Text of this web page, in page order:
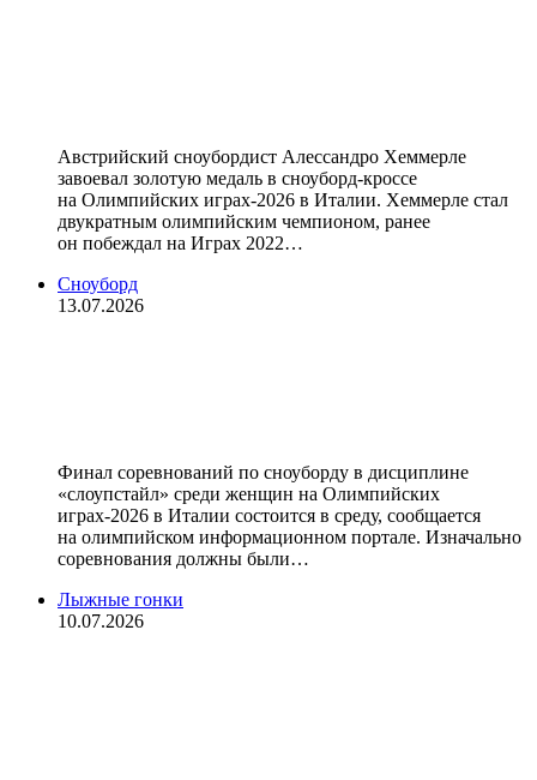
Австрийский сноубордист Алессандро Хеммерле
завоевал золотую медаль в сноуборд‑кроссе
на Олимпийских играх‑2026 в Италии. Хеммерле стал
двукратным олимпийским чемпионом, ранее
он побеждал на Играх 2022…
Сноуборд
13.07.2026
Финал соревнований по сноуборду в дисциплине
«слоупстайл» среди женщин на Олимпийских
играх‑2026 в Италии состоится в среду, сообщается
на олимпийском информационном портале. Изначально
соревнования должны были…
Лыжные гонки
10.07.2026